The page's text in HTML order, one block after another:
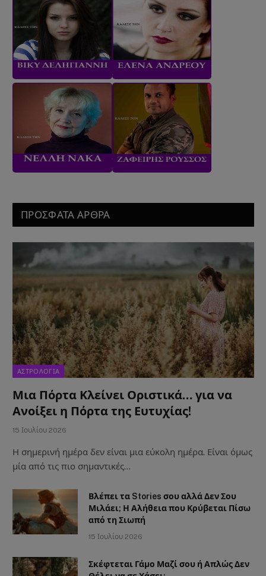
ΠΡΟΣΦΑΤΑ ΑΡΘΡΑ
ΑΣΤΡΟΛΟΓΙΑ
Μια Πόρτα Κλείνει Οριστικά… για να
Ανοίξει η Πόρτα της Ευτυχίας!
15 Ιουλίου 2026
Η σημερινή ημέρα δεν είναι μια εύκολη ημέρα. Είναι όμως
μία από τις πιο σημαντικές…
Βλέπει τα Stories σου αλλά Δεν Σου
Μιλάει; Η Αλήθεια που Κρύβεται Πίσω
από τη Σιωπή
15 Ιουλίου 2026
Σκέφτεται Γάμο Μαζί σου ή Απλώς Δεν